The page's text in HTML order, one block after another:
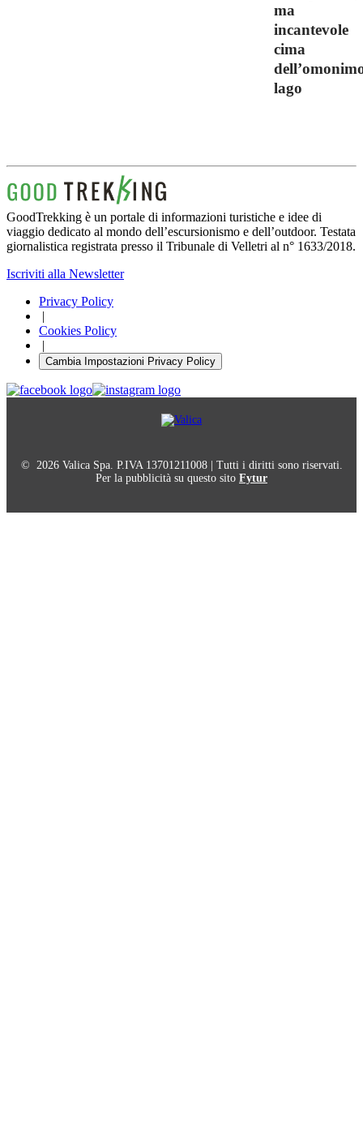
ma
incantevole
cima
lago
GoodTrekking è un portale di informazioni turistiche e idee di
viaggio dedicato al mondo dell’escursionismo e dell’outdoor. Testata
giornalistica registrata presso il Tribunale di Velletri al n° 1633/2018.
Iscriviti alla Newsletter
Privacy Policy
|
Cookies Policy
|
Cambia Impostazioni Privacy Policy
© 2026 Valica Spa. P.IVA 13701211008 | Tutti i diritti sono riservati.
Per la pubblicità su questo sito Fytur